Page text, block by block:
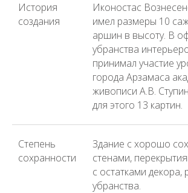
История
создания
Иконостас
имел размеры 10
аршин в высоту. В
убранства
принимал участие
города Арзамаса
живописи А.В.
для этого 13 картин.
Степень
сохранности
Здание с хорошо
стенами,
с остатками декора,
убранства.